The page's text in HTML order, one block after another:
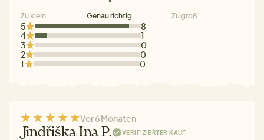
5
8
4
1
3
0
2
0
1
0
Zu klein Genau richtig Zu groß
Vor 6 Monaten
Jindřiška Ina P. VERIFIZIERTER KAUF